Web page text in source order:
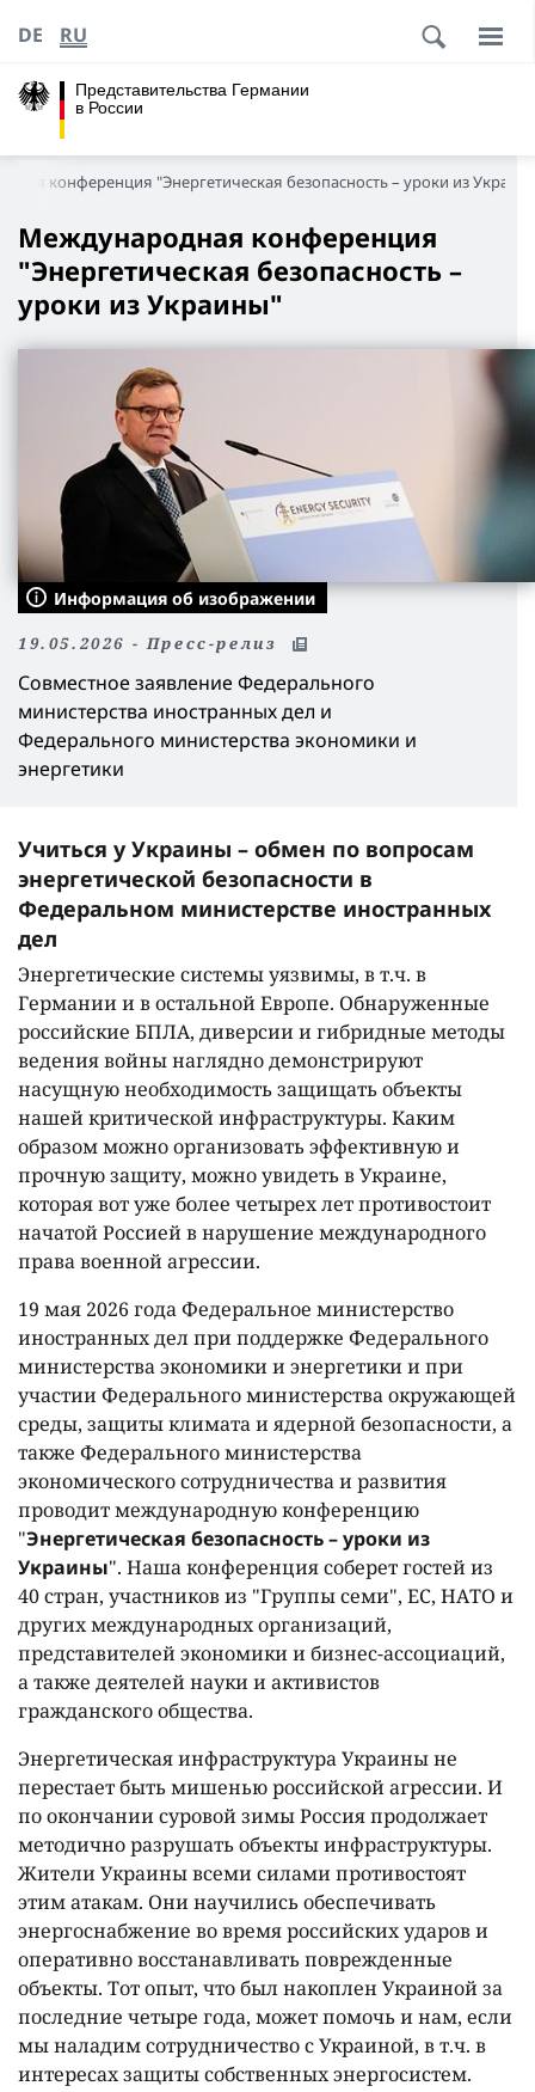
Представительства Германии
в России
DE RU
конференция "Энергетическая безопасность – уроки из
Международная конференция
"Энергетическая безопасность –
уроки из Украины"
Информация об изображении
19.05.2026 - Пресс-релиз
Совместное заявление Федерального
министерства иностранных дел и
Федерального министерства экономики и
энергетики
Учиться у Украины – обмен по вопросам
энергетической безопасности в
Федеральном министерстве иностранных
дел
Энергетические системы уязвимы, в т.ч. в
Германии и в остальной Европе. Обнаруженные
российские БПЛА, диверсии и гибридные методы
ведения войны наглядно демонстрируют
насущную необходимость защищать объекты
нашей критической инфраструктуры. Каким
образом можно организовать эффективную и
прочную защиту, можно увидеть в Украине,
которая вот уже более четырех лет противостоит
начатой Россией в нарушение международного
права военной агрессии.
19 мая 2026 года Федеральное министерство
иностранных дел при поддержке Федерального
министерства экономики и энергетики и при
участии Федерального министерства окружающей
среды, защиты климата и ядерной безопасности, а
также Федерального министерства
экономического сотрудничества и развития
проводит международную конференцию
"Энергетическая безопасность – уроки из
Украины". Наша конференция соберет гостей из
40 стран, участников из "Группы семи", ЕС, НАТО и
других международных организаций,
представителей экономики и бизнес-ассоциаций,
а также деятелей науки и активистов
гражданского общества.
Энергетическая инфраструктура Украины не
перестает быть мишенью российской агрессии. И
по окончании суровой зимы Россия продолжает
методично разрушать объекты инфраструктуры.
Жители Украины всеми силами противостоят
этим атакам. Они научились обеспечивать
энергоснабжение во время российских ударов и
оперативно восстанавливать поврежденные
объекты. Тот опыт, что был накоплен Украиной за
последние четыре года, может помочь и нам, если
мы наладим сотрудничество с Украиной, в т.ч. в
интересах защиты собственных энергосистем.